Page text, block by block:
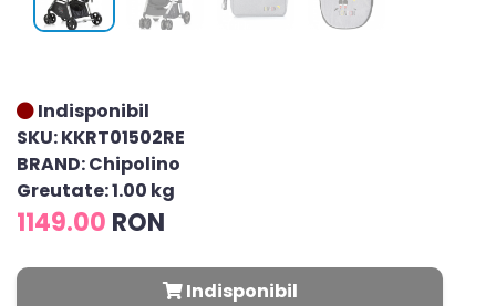
Indisponibil
SKU: KKRT01502RE
BRAND: Chipolino
Greutate: 1.00 kg
1149.00 RON
Indisponibil